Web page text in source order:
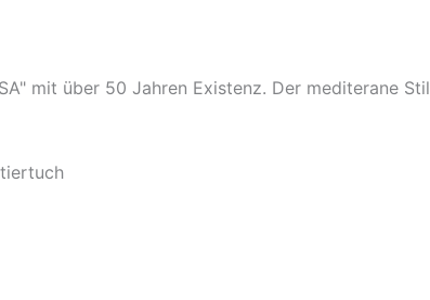
mit über 50 Jahren Existenz. Der mediterane Stil